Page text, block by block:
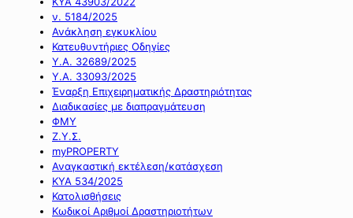
ν. 5184/2025
Ανάκληση εγκυκλίου
Κατευθυντήριες Οδηγίες
Υ.Α. 32689/2025
Υ.Α. 33093/2025
Έναρξη Επιχειρηματικής Δραστηριότητας
Διαδικασίες με διαπραγμάτευση
ΦΜΥ
Ζ.Υ.Σ.
myPROPERTY
Αναγκαστική εκτέλεση/κατάσχεση
ΚΥΑ 534/2025
Κατολισθήσεις
Κωδικοί Αριθμοί Δραστηριοτήτων